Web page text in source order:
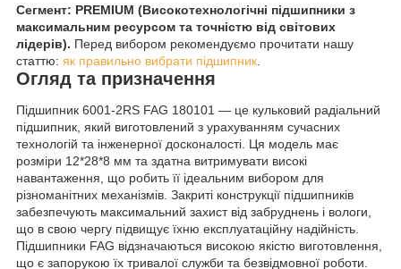
Сегмент: PREMIUM (Високотехнологічні підшипники з
максимальним ресурсом та точністю від світових
лідерів). Перед вибором рекомендуємо прочитати нашу
статтю: як правильно вибрати підшипник
Огляд та призначення
Підшипник 6001-2RS FAG 180101 — це кульковий радіальний
підшипник, який виготовлений з урахуванням сучасних
технологій та інженерної досконалості. Ця модель має
розміри 12*28*8 мм та здатна витримувати високі
навантаження, що робить її ідеальним вибором для
різноманітних механізмів. Закриті конструкції підшипників
забезпечують максимальний захист від забруднень і вологи,
що в свою чергу підвищує їхню експлуатаційну надійність.
Підшипники FAG відзначаються високою якістю виготовлення,
що є запорукою їх тривалої служби та безвідмовної роботи.